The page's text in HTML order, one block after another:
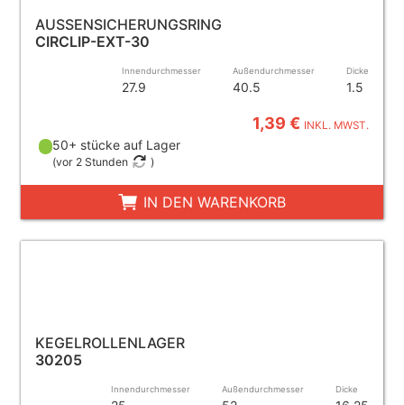
AUSSENSICHERUNGSRING
CIRCLIP-EXT-30
Innendurchmesser
27.9
Außendurchmesser
40.5
Dicke
1.5
1,39 € INKL. MWST.
50+ stücke auf Lager
(vor 2 Stunden )
IN DEN WARENKORB
KEGELROLLENLAGER
30205
Innendurchmesser Außendurchmesser Dicke